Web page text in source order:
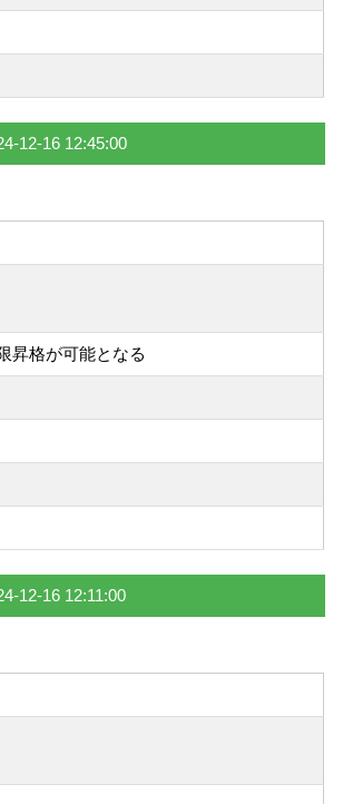
12-16 12:45:00
昇格が可能となる
12-16 12:11:00